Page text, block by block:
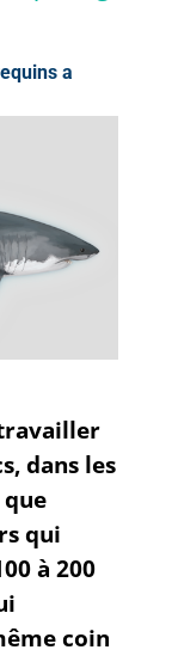
a
dans les
qui
à 200
coin